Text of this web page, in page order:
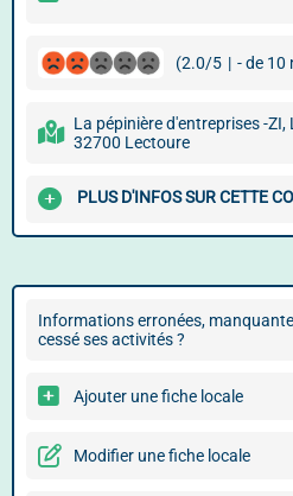
(2.0/5 | - de 10
La pépinière d'entreprises -ZI,
32700 Lectoure
PLUS D'INFOS SUR CETTE
Informations erronées,
cessé ses activités ?
Ajouter une fiche locale
Modifier une fiche locale